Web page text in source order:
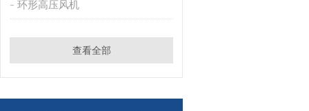
环形高压风机
查看全部